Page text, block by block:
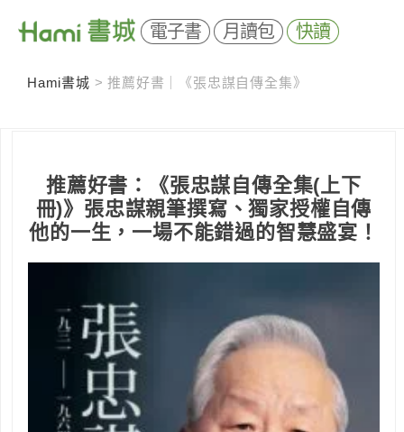
電子書 月讀包 快讀
Hami書城 >推薦好書｜《張忠謀自傳全集》
推薦好書：《張忠謀自傳全集(上下
冊)》張忠謀親筆撰寫、獨家授權自傳
他的一生，一場不能錯過的智慧盛宴！